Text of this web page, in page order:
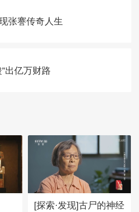
张謇传奇人生
出亿万财路
[探索·发现]古尸的神经